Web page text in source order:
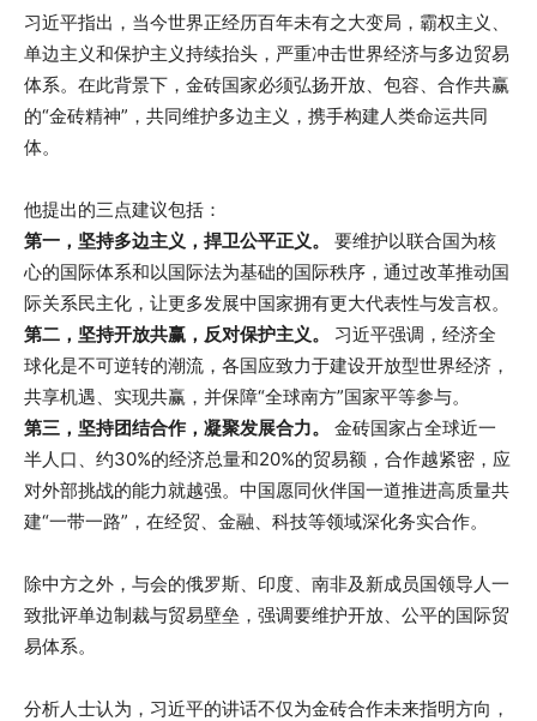
习近平指出，当今世界正经历百年未有之大变局，霸权主义、
单边主义和保护主义持续抬头，严重冲击世界经济与多边贸易
体系。在此背景下，金砖国家必须弘扬开放、包容、合作共赢
的“金砖精神”，共同维护多边主义，携手构建人类命运共同
体。
他提出的三点建议包括：
第一，坚持多边主义，捍卫公平正义。
要维护以联合国为核
心的国际体系和以国际法为基础的国际秩序，通过改革推动国
际关系民主化，让更多发展中国家拥有更大代表性与发言权。
第二，坚持开放共赢，反对保护主义。
习近平强调，经济全
球化是不可逆转的潮流，各国应致力于建设开放型世界经济，
共享机遇、实现共赢，并保障“全球南方”国家平等参与。
第三，坚持团结合作，凝聚发展合力。
金砖国家占全球近一
半人口、约30%的经济总量和20%的贸易额，合作越紧密，应
对外部挑战的能力就越强。中国愿同伙伴国一道推进高质量共
建“一带一路”，在经贸、金融、科技等领域深化务实合作。
除中方之外，与会的俄罗斯、印度、南非及新成员国领导人一
致批评单边制裁与贸易壁垒，强调要维护开放、公平的国际贸
易体系。
分析人士认为，习近平的讲话不仅为金砖合作未来指明方向，